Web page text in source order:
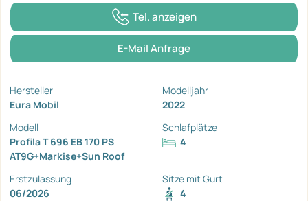
Tel. anzeigen
E-Mail Anfrage
Hersteller
Eura Mobil
Modelljahr
2022
Modell
Profila T 696 EB 170 PS
AT9G+Markise+Sun Roof
Schlafplätze
4
Erstzulassung
06/2026
Sitze mit Gurt
4